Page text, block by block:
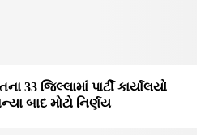
જિલ્લામાં પાર્ટી કાર્યાલયો
બાદ મોટો નિર્ણય